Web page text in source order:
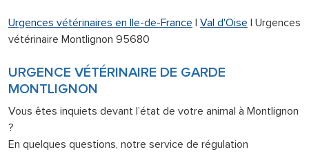
Urgences vétérinaires en Ile-de-France | Val d'Oise | Urgences
vétérinaire Montlignon 95680
URGENCE VÉTÉRINAIRE DE GARDE
MONTLIGNON
Vous êtes inquiets devant l’état de votre animal à Montlignon
?
En quelques questions, notre service de régulation